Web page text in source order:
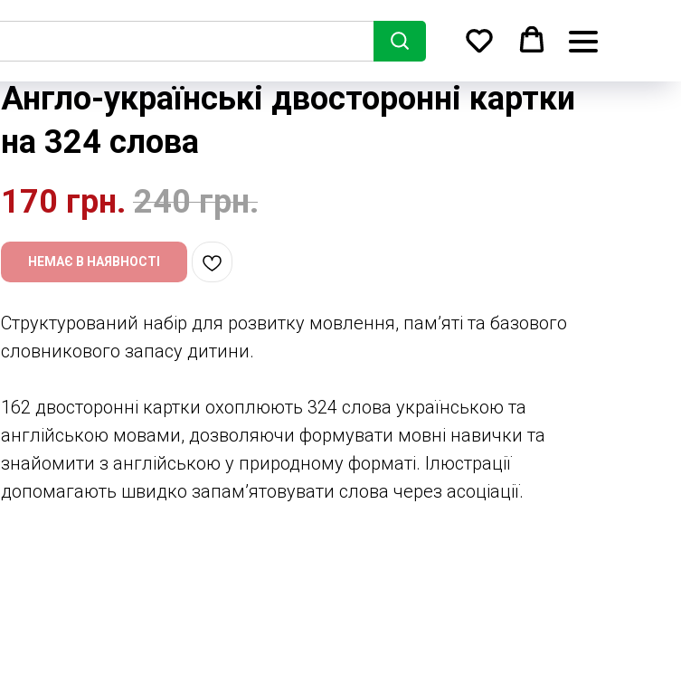
Англо-українські двосторонні картки
на 324 слова
170 грн. 240 грн.
НЕМАЄ В НАЯВНОСТІ
Структурований набір для розвитку мовлення, пам’яті та базового
словникового запасу дитини.
162 двосторонні картки охоплюють 324 слова українською та
англійською мовами, дозволяючи формувати мовні навички та
знайомити з англійською у природному форматі. Ілюстрації
допомагають швидко запам’ятовувати слова через асоціації.